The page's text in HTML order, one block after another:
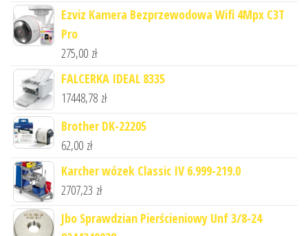
Ezviz Kamera Bezprzewodowa Wifi 4Mpx C3T
Pro
275,00 zł
FALCERKA IDEAL 8335
17448,78 zł
Brother DK-22205
62,00 zł
Karcher wózek Classic IV 6.999-219.0
2707,23 zł
Jbo Sprawdzian Pierścieniowy Unf 3/8-24